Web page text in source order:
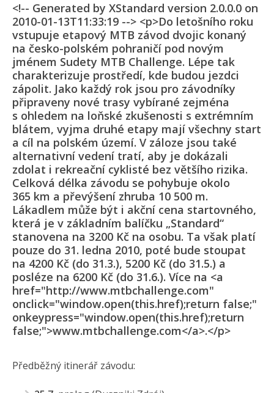
<!-- Generated by XStandard version 2.0.0.0 on
2010-01-13T11:33:19 --> <p>Do letošního roku
vstupuje etapový MTB závod dvojic konaný
na česko-polském pohraničí pod novým
jménem Sudety MTB Challenge. Lépe tak
charakterizuje prostředí, kde budou jezdci
zápolit. Jako každý rok jsou pro závodníky
připraveny nové trasy vybírané zejména
s ohledem na loňské zkušenosti s extrémním
blátem, vyjma druhé etapy mají všechny start
a cíl na polském území. V záloze jsou také
alternativní vedení tratí, aby je dokázali
zdolat i rekreační cyklisté bez většího rizika.
Celková délka závodu se pohybuje okolo
365 km a převýšení zhruba 10 500 m.
Lákadlem může být i akční cena startovného,
která je v základním balíčku „Standard“
stanovena na 3200 Kč na osobu. Ta však platí
pouze do 31. ledna 2010, poté bude stoupat
na 4200 Kč (do 31.3.), 5200 Kč (do 31.5.) a
posléze na 6200 Kč (do 31.6.). Více na <a
href="http://www.mtbchallenge.com"
onclick="window.open(this.href);return false;"
onkeypress="window.open(this.href);return
false;">www.mtbchallenge.com</a>.</p>
Předběžný itinerář závodu: